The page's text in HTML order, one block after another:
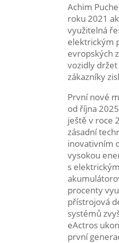
Achim
roku 2021
využitelná
elektrickým
evropských
vozidly
zákazníky
První nové
od října
ještě v roce
zásadní
inovativním
vysokou
s
procenty
přístrojová
systémů
eActros
první